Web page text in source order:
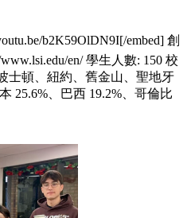
b2K59OlDN9I[/embed] 創
en/ 學生人數: 150 校
士頓、紐約、舊金山、聖地牙
25.6%、巴西 19.2%、哥倫比